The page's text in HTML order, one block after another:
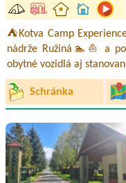
⛺Kotva Camp
nádrže Ružiná🏊⛵ a
obytné vozidlá aj
Schránka